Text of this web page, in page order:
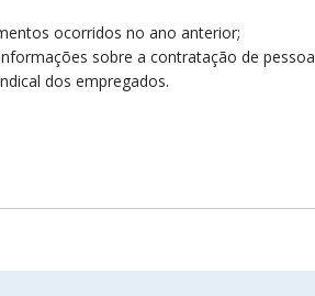
ocorridos no ano anterior;
sobre a contratação de
dos empregados.